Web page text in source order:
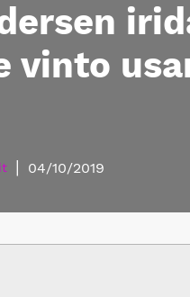
vinto
| 04/10/2019